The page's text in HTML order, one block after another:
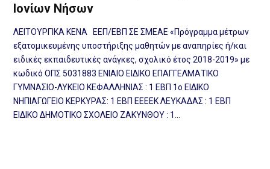
Ιονίων Νήσων
ΛΕΙΤΟΥΡΓΙΚA KENA EEΠ/EBΠ ΣΕ ΣΜΕΑΕ «Πρόγραμμα μέτρων
εξατομικευμένης υποστήριξης μαθητών με αναπηρίες ή/και
ειδικές εκπαιδευτικές ανάγκες, σχολικό έτος 2018-2019» με
κωδικό ΟΠΣ 5031883 ΕΝΙΑΙΟ ΕΙΔΙΚΟ ΕΠΑΓΓΕΛΜΑΤΙΚΟ
ΓΥΜΝΑΣΙΟ-ΛΥΚΕΙΟ ΚΕΦΑΛΛΗΝΙΑΣ : 1 ΕΒΠ 1ο ΕΙΔΙΚΟ
ΝΗΠΙΑΓΩΓΕΙΟ ΚΕΡΚΥΡΑΣ: 1 ΕΒΠ ΕΕΕΕΚ ΛΕΥΚΑΔΑΣ : 1 ΕΒΠ
ΕΙΔΙΚΟ ΔΗΜΟΤΙΚΟ ΣΧΟΛΕΙΟ ΖΑΚΥΝΘΟΥ : 1…